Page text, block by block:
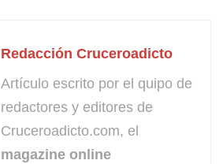
Redacción Cruceroadicto
Artículo escrito por el quipo de
redactores y editores de
Cruceroadicto.com, el
magazine online